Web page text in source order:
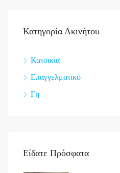
Κατηγορία Ακινήτου
Κατοικία
Επαγγελματικό
Γη
Είδατε Πρόσφατα